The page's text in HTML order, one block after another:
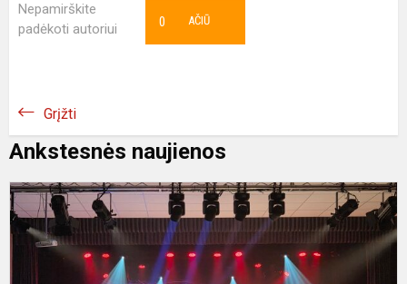
Nepamirškite
padėkoti autoriui
AČIŪ
0
Grįžti
Ankstesnės naujienos